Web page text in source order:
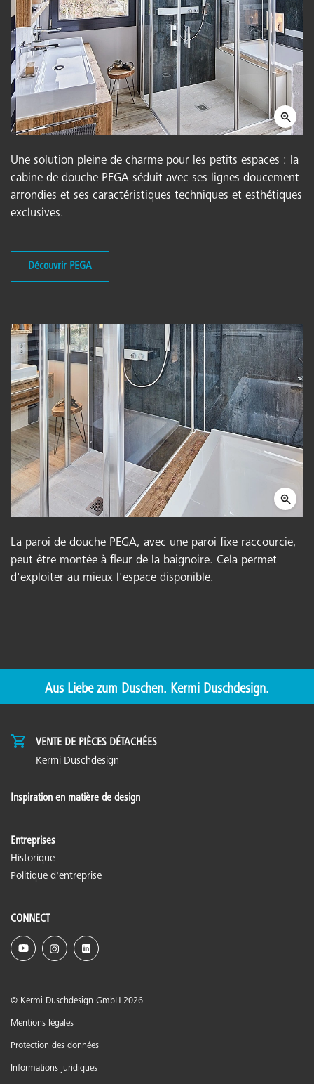
Une solution pleine de charme pour les petits espaces : la
cabine de douche PEGA séduit avec ses lignes doucement
arrondies et ses caractéristiques techniques et esthétiques
exclusives.
Découvrir PEGA
La paroi de douche PEGA, avec une paroi fixe raccourcie,
peut être montée à fleur de la baignoire. Cela permet
d'exploiter au mieux l'espace disponible.
Aus Liebe zum Duschen. Kermi Duschdesign.
VENTE DE PIÈCES DÉTACHÉES
Kermi Duschdesign
Inspiration en matière de design
Entreprises
Historique
Politique d'entreprise
CONNECT
© Kermi Duschdesign GmbH 2026
Mentions légales
Protection des données
Informations juridiques